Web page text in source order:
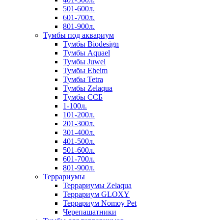
501-600л.
601-700л.
801-900л.
Тумбы под аквариум
Тумбы Biodesign
Тумбы Aquael
Тумбы Juwel
Тумбы Eheim
Тумбы Tetra
Тумбы Zelaqua
Тумбы ССБ
1-100л.
101-200л.
201-300л.
301-400л.
401-500л.
501-600л.
601-700л.
801-900л.
Террариумы
Террариумы Zelaqua
Террариум GLOXY
Террариум Nomoy Pet
Черепашатники